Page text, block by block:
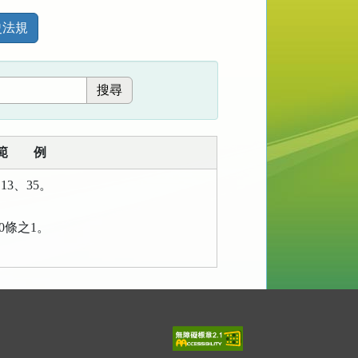
規
例
、35。
之1。